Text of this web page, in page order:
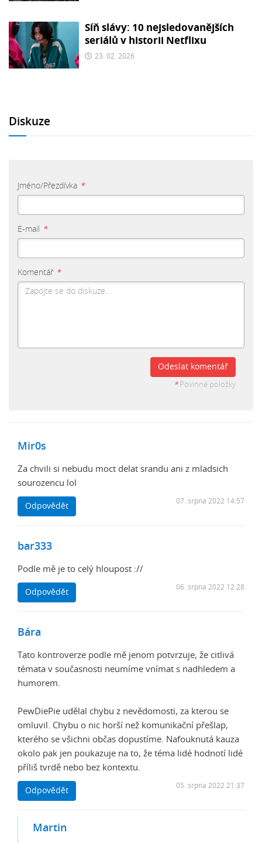
Síň slávy: 10 nejsledovanějších
seriálů v historii Netflixu
23. 02. 2026
Diskuze
Jméno/Přezdívka *
E-mail *
Komentář *
Odeslat komentář
*Povinné položky
Mir0s
Za chvili si nebudu moct delat srandu ani z mladsich
sourozencu lol
Odpovědět
07. srpna 2022 14:57
bar333
Podle mě je to celý hloupost ://
Odpovědět
06. srpna 2022 12:28
Bára
Tato kontroverze podle mě jenom potvrzuje, že citlivá
témata v současnosti neumíme vnímat s nadhledem a
humorem.
PewDiePie udělal chybu z nevědomosti, za kterou se
omluvil. Chybu o nic horší než komunikační přešlap,
kterého se všichni občas dopustíme. Nafouknutá kauza
okolo pak jen poukazuje na to, že téma lidé hodnotí lidé
příliš tvrdě nebo bez kontextu.
Odpovědět
05. srpna 2022 21:37
Martin